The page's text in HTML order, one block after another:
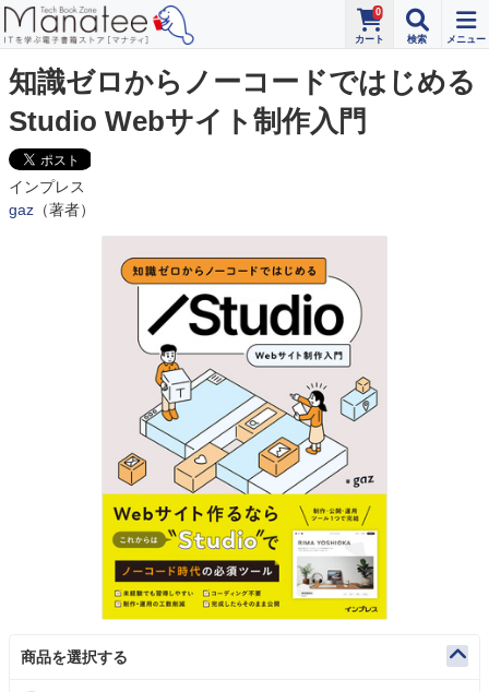
0
知識ゼロからノーコードではじめる
Studio Webサイト制作入門
インプレス
gaz （著者）
商品を選択する